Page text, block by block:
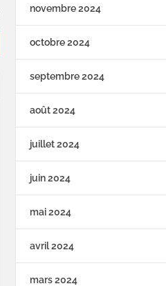
novembre 2024
octobre 2024
septembre 2024
août 2024
juillet 2024
juin 2024
mai 2024
avril 2024
mars 2024